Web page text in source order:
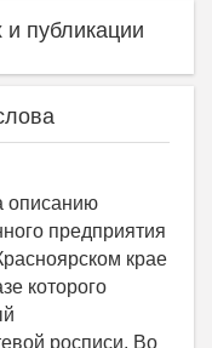
публикации
описанию
предприятия
крае
которого
росписи. Во